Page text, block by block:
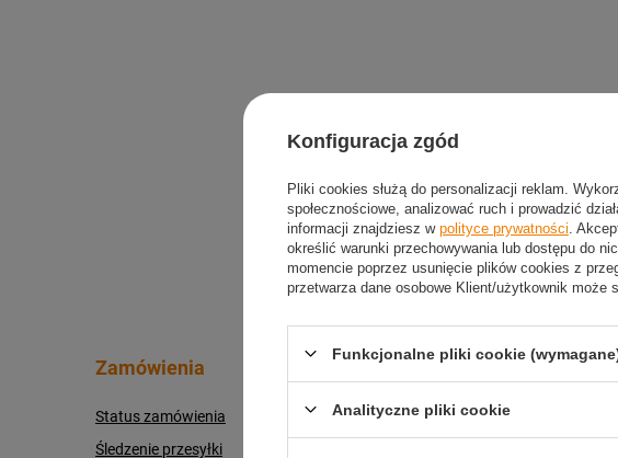
Zamówienia
Status zamówienia
Śledzenie przesyłki
Konto
Zarejestruj się
Konfiguracja zgód
Pliki cookies służą do personalizacji reklam.
społecznościowe, analizować ruch i prowadzić
informacji znajdziesz w polityce prywatności .
określić warunki przechowywania lub dostępu do
momencie poprzez usunięcie plików cookies z
przetwarza dane osobowe Klient/użytkownik może
Funkcjonalne pliki cookie
Analityczne pliki cookie